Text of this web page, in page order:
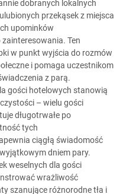
dobranych lokalnych
przekąsek z miejsca
upominków
Ten
w punkt wyjścia do rozmów
i pomaga uczestnikom
z parą.
gości hotelowych stanowią
– wielu gości
długotrwałe po
tych
ciągłą świadomość
dniem pary.
weselnych dla gości
wrażliwość
szanujące różnorodne tła i